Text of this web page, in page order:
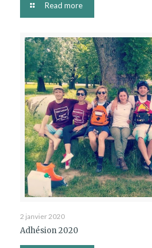
Read more
2 janvier 2020
Adhésion 2020